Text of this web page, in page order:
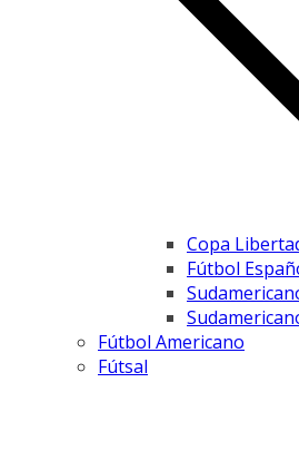
Copa
Fútbol
Fútbol Americano
Fútsal